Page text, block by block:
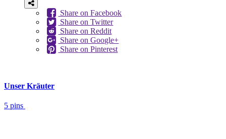
Share on Facebook
Share on Twitter
Share on Reddit
Share on Google+
Share on Pinterest
Unser Kräuter
5 pins